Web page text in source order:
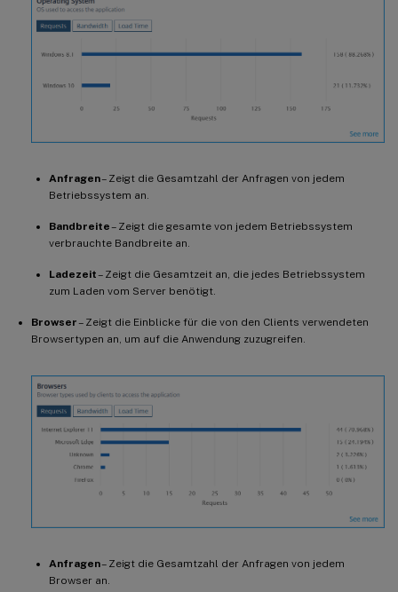
Anfragen– Zeigt die Gesamtzahl der Anfragen von jedem
Betriebssystem an.
Bandbreite– Zeigt die gesamte von jedem Betriebssystem
verbrauchte Bandbreite an.
Ladezeit– Zeigt die Gesamtzeit an, die jedes Betriebssystem
zum Laden vom Server benötigt.
Browser– Zeigt die Einblicke für die von den Clients verwendeten
Browsertypen an, um auf die Anwendung zuzugreifen.
Anfragen– Zeigt die Gesamtzahl der Anfragen von jedem
Browser an.